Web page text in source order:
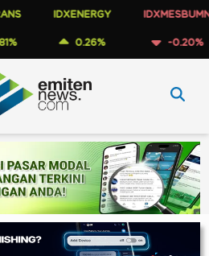
IDXENERGY
0.26%
IDXMESBUMN
-0.20%